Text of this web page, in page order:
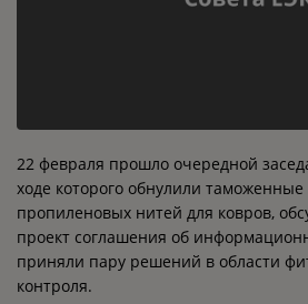
22 февраля прошло очередной
ходе которого обнулили
пропиленовых нитей для ковров,
проект соглашения об
приняли пару решений в области
контроля.